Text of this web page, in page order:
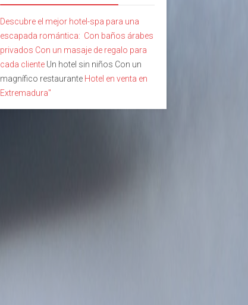
Descubre el mejor hotel-spa para una
escapada romántica: Con baños árabes
privados Con un masaje de regalo para
cada cliente Un hotel sin niños Con un
magnífico restaurante Hotel en venta en
Extremadura"